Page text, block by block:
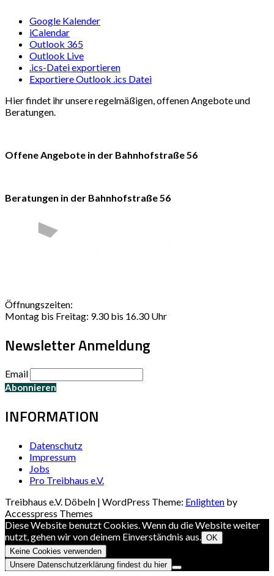
Google Kalender
iCalendar
Outlook 365
Outlook Live
.ics-Datei exportieren
Exportiere Outlook .ics Datei
Hier findet ihr unsere regelmäßigen, offenen Angebote und
Beratungen.
Offene Angebote in der Bahnhofstraße 56
Beratungen in der Bahnhofstraße 56
Öffnungszeiten:
Montag bis Freitag: 9.30 bis 16.30 Uhr
Newsletter Anmeldung
Email
INFORMATION
Datenschutz
Impressum
Jobs
Pro Treibhaus e.V.
Treibhaus e.V. Döbeln | WordPress Theme: Enlighten by
Accesspress Themes
Diese Website benutzt Cookies. Wenn du die Website weiter
nutzt, gehen wir von deinem Einverständnis aus. OK
Keine Cookies verwenden
Unsere Datenschutzerklärung findest du hier